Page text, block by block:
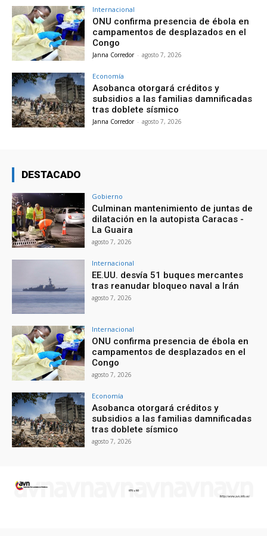
Internacional
ONU confirma presencia de ébola en
campamentos de desplazados en el
Congo
Janna Corredor - agosto 7, 2026
Economía
Asobanca otorgará créditos y
subsidios a las familias damnificadas
tras doblete sísmico
Janna Corredor - agosto 7, 2026
DESTACADO
Gobierno
Culminan mantenimiento de juntas de
dilatación en la autopista Caracas -
La Guaira
agosto 7, 2026
Internacional
EE.UU. desvía 51 buques mercantes
tras reanudar bloqueo naval a Irán
agosto 7, 2026
Internacional
ONU confirma presencia de ébola en
campamentos de desplazados en el
Congo
agosto 7, 2026
Economía
Asobanca otorgará créditos y
subsidios a las familias damnificadas
tras doblete sísmico
agosto 7, 2026